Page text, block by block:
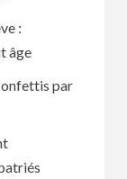
:
âge
par